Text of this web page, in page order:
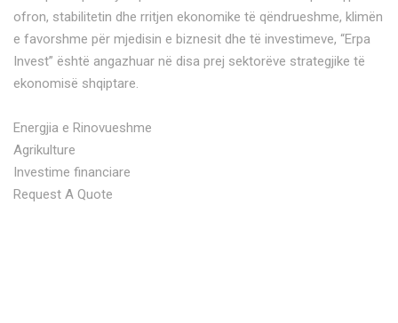
ofron, stabilitetin dhe rritjen ekonomike të qëndrueshme, klimën
e favorshme për mjedisin e biznesit dhe të investimeve, “Erpa
Invest” është angazhuar në disa prej sektorëve strategjike të
ekonomisë shqiptare.
Energjia e Rinovueshme
Agrikulture
Investime financiare
Request A Quote